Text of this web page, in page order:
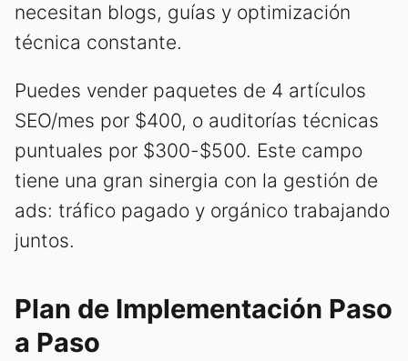
necesitan blogs, guías y optimización
técnica constante.
Puedes vender paquetes de 4 artículos
SEO/mes por $400, o auditorías técnicas
puntuales por $300-$500. Este campo
tiene una gran sinergia con la gestión de
ads: tráfico pagado y orgánico trabajando
juntos.
Plan de Implementación Paso
a Paso